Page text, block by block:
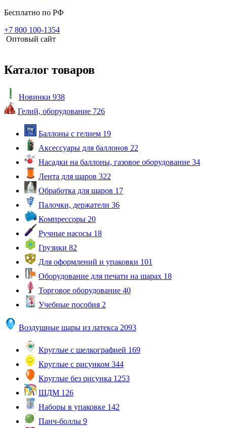
Бесплатно по РФ
+7 800 100-1354
Оптовый сайт
Каталог товаров
Новинки 938
Гелий, оборудование 726
Баллоны с гелием 19
Аксессуары для баллонов 22
Насадки на баллоны, газовое оборудование 34
Лента для шаров 322
Обработка для шаров 17
Палочки, держатели 36
Компрессоры 20
Ручные насосы 18
Грузики 82
Для оформлений и упаковки 101
Оборудование для печати на шарах 18
Торговое оборудование 40
Учебные пособия 2
Воздушные шары из латекса 2093
Круглые с шелкографией 169
Круглые с рисунком 344
Круглые без рисунка 1253
ШДМ 126
Наборы в упаковке 142
Панч-боллы 9